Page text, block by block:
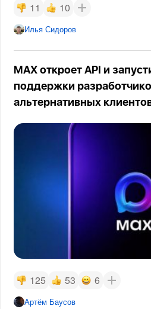
11 10
Илья Сидоров
MAX откроет API и
поддержки
альтернативных
125 53 6
Артём Баусов